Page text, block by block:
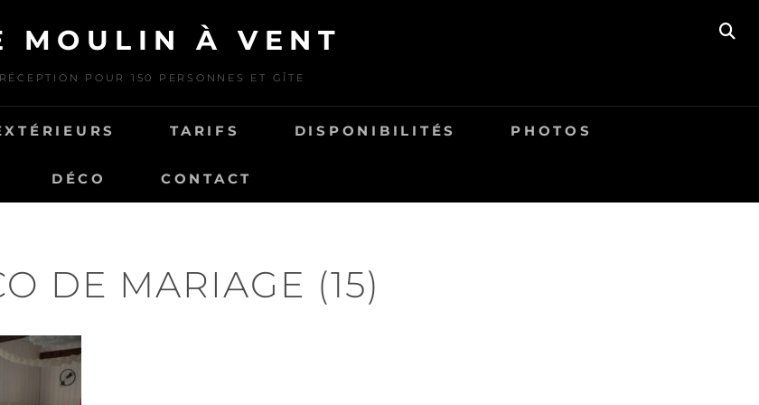
MOULIN À VENT
RÉCEPTION POUR 150 PERSONNES ET GÎTE
TARIFS DISPONIBILITÉS PHOTOS
DÉCO CONTACT
DE MARIAGE (15)